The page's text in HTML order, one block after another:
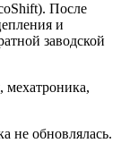
После
и
заводской
мехатроника,
не обновлялась.